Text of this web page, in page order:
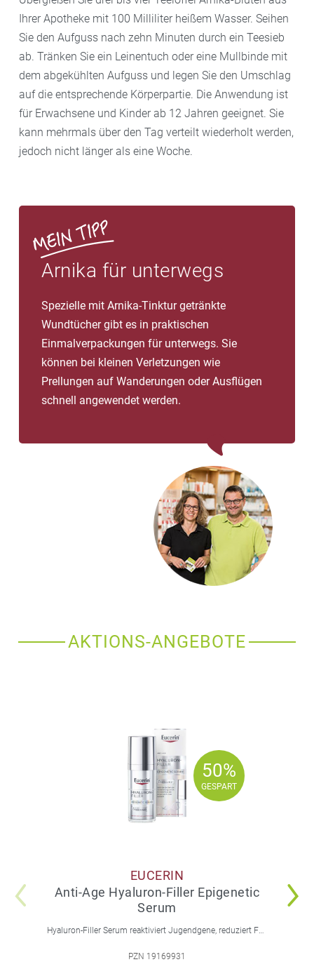
Ihrer Apotheke mit 100 Milliliter heißem Wasser. Seihen
Sie den Aufguss nach zehn Minuten durch ein Teesieb
ab. Tränken Sie ein Leinentuch oder eine Mullbinde mit
dem abgekühlten Aufguss und legen Sie den Umschlag
auf die entsprechende Körperpartie. Die Anwendung ist
für Erwachsene und Kinder ab 12 Jahren geeignet. Sie
kann mehrmals über den Tag verteilt wiederholt werden,
jedoch nicht länger als eine Woche.
Arnika für unterwegs
Spezielle mit Arnika-Tinktur getränkte
Wundtücher gibt es in praktischen
Einmalverpackungen für unterwegs. Sie
können bei kleinen Verletzungen wie
Prellungen auf Wanderungen oder Ausflügen
schnell angewendet werden.
AKTIONS-ANGEBOTE
50%
GESPART
50%
GESPART
EUCERIN
Anti-Age Hyaluron-Filler Epigenetic
Serum
PZN 19169931